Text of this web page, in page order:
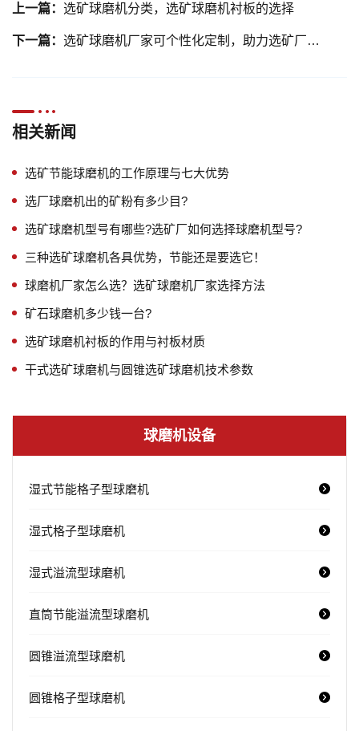
上一篇： 选矿球磨机分类，选矿球磨机衬板的选择
下一篇： 选矿球磨机厂家可个性化定制，助力选矿厂实现节能高效
相关新闻
选矿节能球磨机的工作原理与七大优势
选厂球磨机出的矿粉有多少目?
选矿球磨机型号有哪些?选矿厂如何选择球磨机型号?
三种选矿球磨机各具优势，节能还是要选它！
球磨机厂家怎么选？选矿球磨机厂家选择方法
矿石球磨机多少钱一台?
选矿球磨机衬板的作用与衬板材质
干式选矿球磨机与圆锥选矿球磨机技术参数
球磨机设备
湿式节能格子型球磨机
湿式格子型球磨机
湿式溢流型球磨机
直筒节能溢流型球磨机
圆锥溢流型球磨机
圆锥格子型球磨机